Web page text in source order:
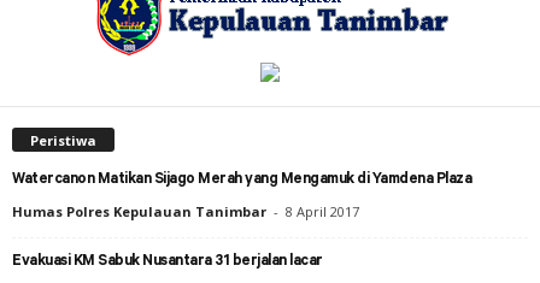
Peristiwa
Watercanon Matikan Sijago Merah yang Mengamuk di Yamdena Plaza
Humas Polres Kepulauan Tanimbar - 8 April 2017
Evakuasi KM Sabuk Nusantara 31 berjalan lacar